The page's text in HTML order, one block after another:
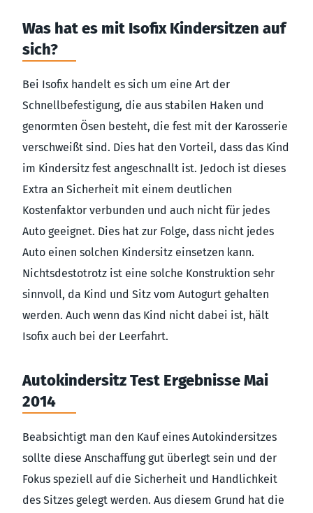
Was hat es mit Isofix Kindersitzen auf
sich?
Bei Isofix handelt es sich um eine Art der
Schnellbefestigung, die aus stabilen Haken und
genormten Ösen besteht, die fest mit der Karosserie
verschweißt sind. Dies hat den Vorteil, dass das Kind
im Kindersitz fest angeschnallt ist. Jedoch ist dieses
Extra an Sicherheit mit einem deutlichen
Kostenfaktor verbunden und auch nicht für jedes
Auto geeignet. Dies hat zur Folge, dass nicht jedes
Auto einen solchen Kindersitz einsetzen kann.
Nichtsdestotrotz ist eine solche Konstruktion sehr
sinnvoll, da Kind und Sitz vom Autogurt gehalten
werden. Auch wenn das Kind nicht dabei ist, hält
Isofix auch bei der Leerfahrt.
Autokindersitz Test Ergebnisse Mai
2014
Beabsichtigt man den Kauf eines Autokindersitzes
sollte diese Anschaffung gut überlegt sein und der
Fokus speziell auf die Sicherheit und Handlichkeit
des Sitzes gelegt werden. Aus diesem Grund hat die